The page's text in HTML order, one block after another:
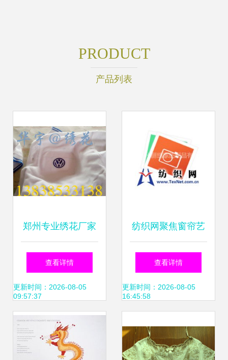
PRODUCT
产品列表
郑州专业绣花厂家
推荐 电脑绣花工艺
的优势与服务
查看详情
更新时间：2026-08-05
09:57:37
纺织网聚焦窗帘艺
术 从贸易到电脑绣
花的华丽蜕变
查看详情
更新时间：2026-08-05
16:45:58